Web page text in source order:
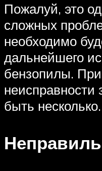
Пожалуй, это
сложных
необходимо
дальнейшего
бензопилы.
неисправности
быть несколько.